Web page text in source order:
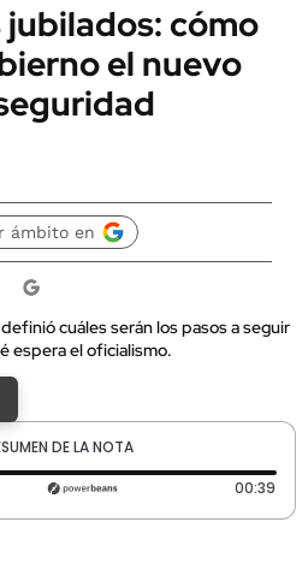
cómo
el nuevo
ámbito en
cuáles serán los pasos a seguir
espera el oficialismo.
DE LA NOTA
0 segundos 00:39